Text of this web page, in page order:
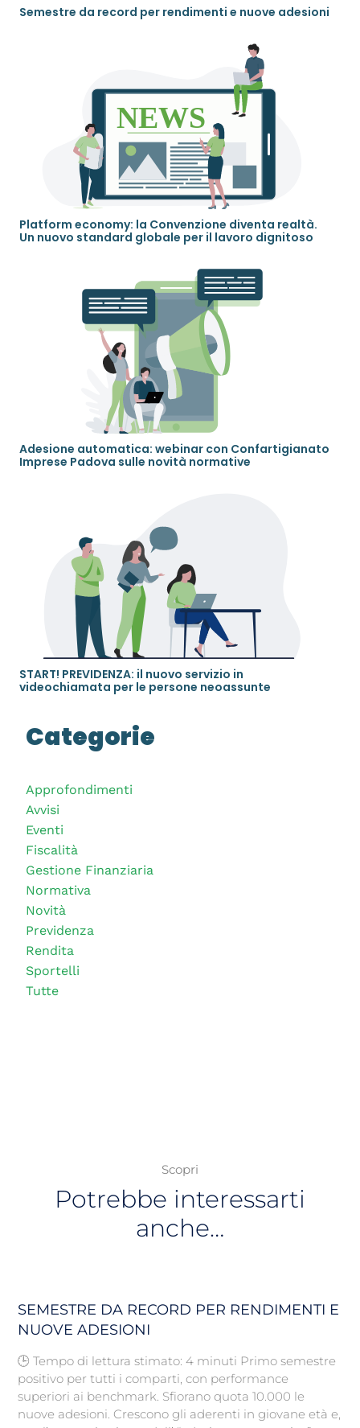
Semestre da record per rendimenti e nuove adesioni
Platform economy: la Convenzione diventa realtà.
Un nuovo standard globale per il lavoro dignitoso
Adesione automatica: webinar con Confartigianato
Imprese Padova sulle novità normative
START! PREVIDENZA: il nuovo servizio in
videochiamata per le persone neoassunte
Categorie
Approfondimenti
Avvisi
Eventi
Fiscalità
Gestione Finanziaria
Normativa
Novità
Previdenza
Rendita
Sportelli
Tutte
Scopri
Potrebbe interessarti
anche…
SEMESTRE DA RECORD PER RENDIMENTI E
NUOVE ADESIONI
🕒 Tempo di lettura stimato: 4 minuti Primo semestre
positivo per tutti i comparti, con performance
superiori ai benchmark. Sfiorano quota 10.000 le
nuove adesioni. Crescono gli aderenti in giovane età e,